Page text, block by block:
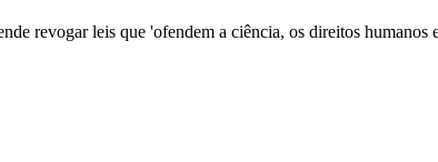
revogar leis que 'ofendem a ciência, os direitos humanos